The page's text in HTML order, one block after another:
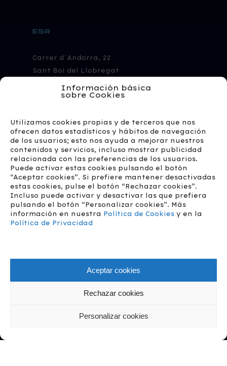
Información básica
sobre Cookies
Utilizamos cookies propias y de terceros que nos
ofrecen datos estadísticos y hábitos de navegación
de los usuarios; esto nos ayuda a mejorar nuestros
contenidos y servicios, incluso mostrar publicidad
relacionada con las preferencias de los usuarios.
Puede activar estas cookies pulsando el botón
“Aceptar cookies”. Si prefiere mantener desactivadas
estas cookies, pulse el botón “Rechazar cookies”.
Incluso puede activar y desactivar las que prefiera
pulsando el botón “Personalizar cookies”. Más
información en nuestra Política de Cookies y en la
Política de Privacidad
Aceptar cookies
Rechazar cookies
Personalizar cookies
ESR
Carrer d´Andorra, 22
Sant Boi del Llobregat
6 28914 Leganés,
Madrid
SITE MAP
Placas Fotovoltaicas
Presupuesto gratuito